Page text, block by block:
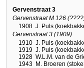
Gervenstraat 3
Gervenstraat M 126
1908 J. Puls
Gervenstraat 3 (1909)
1910 J. Puls
1919 J. Puls
1928 W.L.M. van de
1943 M. Broeren